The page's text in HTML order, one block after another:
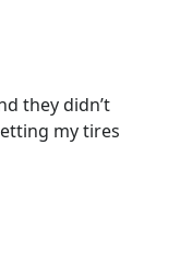
they didn’t
my tires